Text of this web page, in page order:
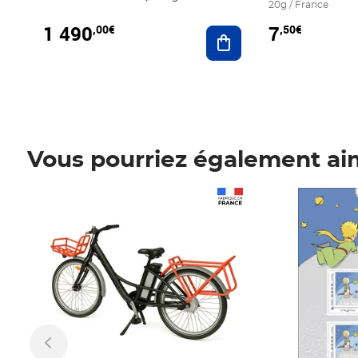
1 490,00€ Ajouter au panier
20g / France
7,50€
Vous pourriez également
Prix 7,50€